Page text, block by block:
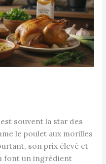
souvent la star des
le poulet aux morilles
son prix élevé et
font un ingrédient